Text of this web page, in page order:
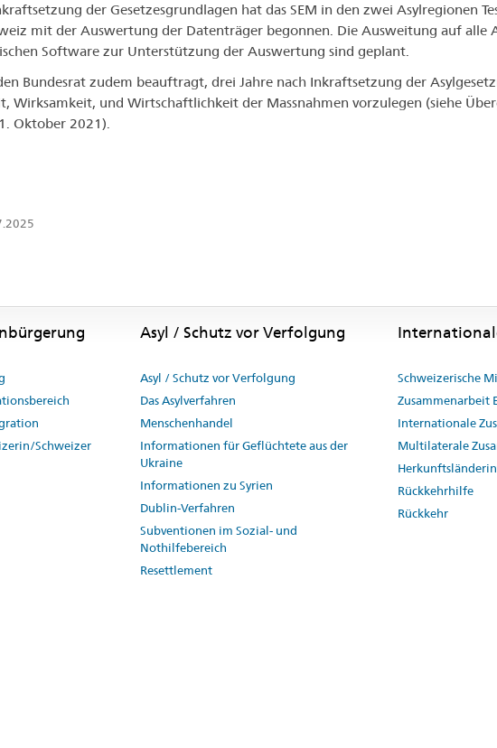
der Gesetzesgrundlagen hat das SEM in den zwei Asylregionen
mit der Auswertung der Datenträger begonnen. Die Ausweitung auf alle
Software zur Unterstützung der Auswertung sind geplant.
Bundesrat zudem beauftragt, drei Jahre nach Inkraftsetzung der
Wirksamkeit, und Wirtschaftlichkeit der Massnahmen vorzulegen (siehe
Oktober 2021).
Schweizer
Asyl / Schutz vor Verfolgung
Asyl / Schutz vor Verfolgung
Das Asylverfahren
Menschenhandel
Informationen für Geflüchtete aus der
Ukraine
Informationen zu Syrien
Dublin-Verfahren
Subventionen im Sozial- und
Nothilfebereich
Resettlement
Schweizerische
Zusammenarbeit
Internationale
Multilaterale
Rückkehrhilfe
Rückkehr